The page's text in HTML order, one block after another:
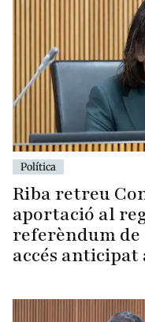
Política
Riba retreu
aportació al
referèndum
accés